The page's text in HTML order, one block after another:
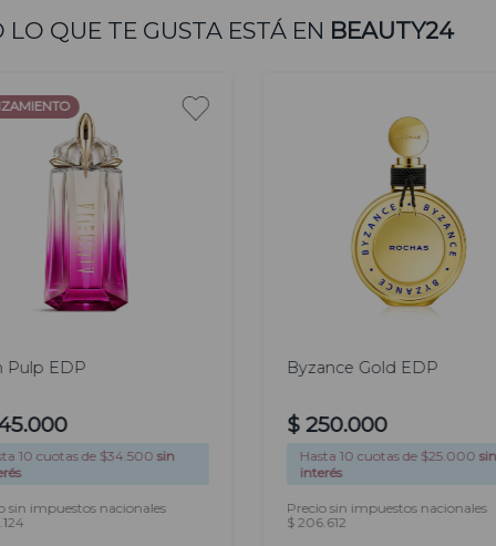
QUE TE GUSTA ESTÁ EN BEAUTY24
60 ml 90 ml
Pulp EDP
.000
10 cuotas de $34.500 sin
sin impuestos nacionales
90 ml
Byzance Gold EDP
$ 250.000
Hasta 10 cuotas de $25.000 sin
interés
Precio sin impuestos nacionales
$ 206.612